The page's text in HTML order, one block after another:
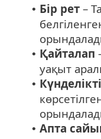
• Бір рет –
• Қайталап
уақыт
• Күнделікті
• Апта